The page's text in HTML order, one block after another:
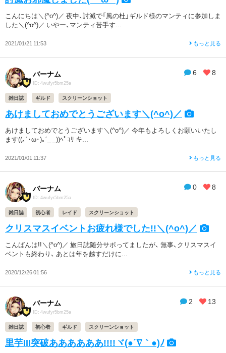
こんにちは＼(^o^)／ 夜中、討滅で「風の杜」ギルド様のマンティに参加しま
した＼(^o^)／ いやー、マンティ苦手す...
2021/01/21 11:53 もっと見る
6 8
バーナム
ID: 4wufyr5bm25a
雑日誌 ギルド スクリーンショット
あけましておめでとうございます＼(^o^)／
あけましておめでとうございます＼(^o^)／ 今年もよろしくお願いいたし
ます((｡´･ω･)｡´_ _))ﾍﾟｺﾘ キ...
2021/01/01 11:37 もっと見る
0 8
バーナム
ID: 4wufyr5bm25a
雑日誌 初心者 レイド スクリーンショット
クリスマスイベントお疲れ様でした!!＼(^o^)／
こんばんは!!＼(^o^)／ 旅日誌随分サボってましたが、 無事、クリスマスイ
ベントも終わり、 あとは年を越すだけに...
2020/12/26 01:56 もっと見る
2 13
バーナム
ID: 4wufyr5bm25a
雑日誌 初心者 ギルド スクリーンショット
里芋III突破ああああああ!!!!ヾ(●´∇｀●)ﾉ